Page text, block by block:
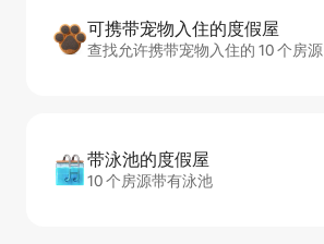
可携带宠物入住的度假屋
查找允许携带宠物入住的 10 个房源
带泳池的度假屋
10 个房源带有泳池